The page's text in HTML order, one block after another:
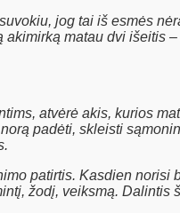
jog tai iš esmės
matau dvi išeitis
atvėrė akis, kurios
padėti, skleisti
patirtis. Kasdien
žodį, veiksmą. Dalintis